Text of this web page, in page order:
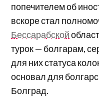
попечителем об
вскоре стал
Бессарабской
турок — болгарам,
для них статуса
основал для
Болград.